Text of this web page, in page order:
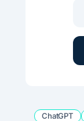
ChatGPT